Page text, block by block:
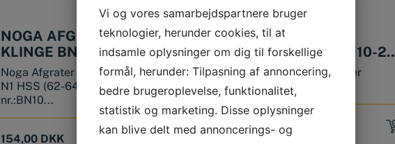
NOGA AFGRATER
KLINGE BN 1010
Noga Afgrater Klinge BN 1010
N1 HSS (62-64Rc) Noga
nr.:BN10...
154,00 DKK
NOGA AFGRATER
KLINGE BR3001 Ø10-22
MM
Passer til NOGA afgrater
RC2200
168,75 DKK
Vi og vores samarbejdspartnere bruger
teknologier, herunder cookies, til at
indsamle oplysninger om dig til forskellige
formål, herunder: Tilpasning af annoncering,
bedre brugeroplevelse, funktionalitet,
statistik og marketing. Disse oplysninger
kan blive delt med annoncerings- og